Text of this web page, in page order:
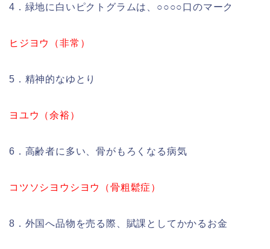
4．緑地に白いピクトグラムは、○○○○口のマーク
ヒジヨウ（非常）
5．精神的なゆとり
ヨユウ（余裕）
6．高齢者に多い、骨がもろくなる病気
コツソシヨウシヨウ（骨粗鬆症）
8．外国へ品物を売る際、賦課としてかかるお金